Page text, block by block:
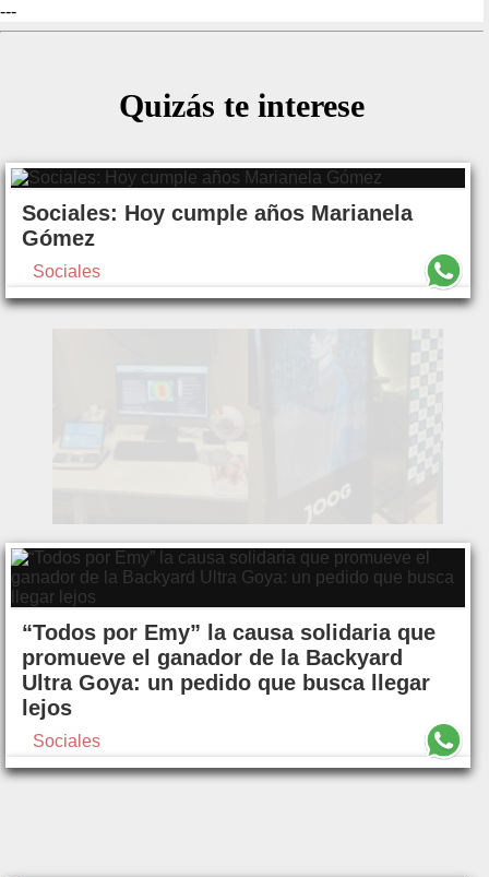
---
Quizás te interese
Sociales: Hoy cumple años Marianela
Gómez
Sociales
“Todos por Emy” la causa solidaria que
promueve el ganador de la Backyard
Ultra Goya: un pedido que busca llegar
lejos
Sociales